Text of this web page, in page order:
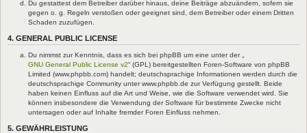
Du gestattest dem Betreiber darüber hinaus, deine Beiträge abzuändern, sofern sie
gegen o. g. Regeln verstoßen oder geeignet sind, dem Betreiber oder einem Dritten
Schaden zuzufügen.
4. GENERAL PUBLIC LICENSE
Du nimmst zur Kenntnis, dass es sich bei phpBB um eine unter der „
GNU General Public License v2“ (GPL) bereitgestellten Foren-Software von phpBB
Limited (www.phpbb.com) handelt; deutschsprachige Informationen werden durch die
deutschsprachige Community unter www.phpbb.de zur Verfügung gestellt. Beide
haben keinen Einfluss auf die Art und Weise, wie die Software verwendet wird. Sie
können insbesondere die Verwendung der Software für bestimmte Zwecke nicht
untersagen oder auf Inhalte fremder Foren Einfluss nehmen.
5. GEWÄHRLEISTUNG